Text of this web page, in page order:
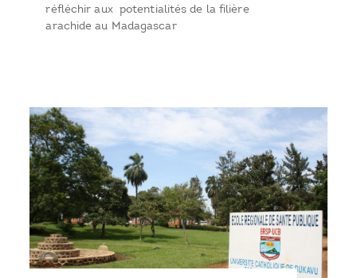
réfléchir aux potentialités de la filière
arachide au Madagascar